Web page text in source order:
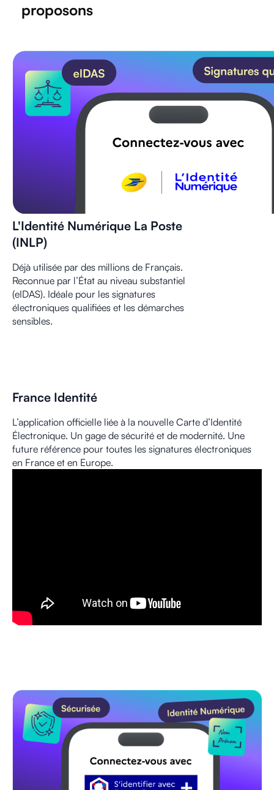
proposons
L'Identité Numérique La Poste
(INLP)
Déjà utilisée par des millions de Français.
Reconnue par l’État au niveau substantiel
(eIDAS). Idéale pour les signatures
électroniques qualifiées et les démarches
sensibles.
France Identité
L’application officielle liée à la nouvelle Carte d’Identité
Électronique. Un gage de sécurité et de modernité. Une
future référence pour toutes les signatures électroniques
en France et en Europe.